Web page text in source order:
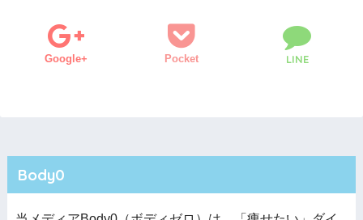
Google+ Pocket LINE
Body0